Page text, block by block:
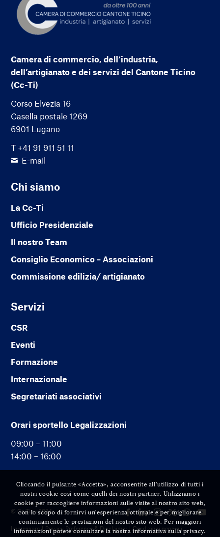
Camera di commercio, dell’industria,
dell’artigianato e dei servizi del Cantone Ticino
(Cc-Ti)
Corso Elvezia 16
Casella postale 1269
6901 Lugano
T +41 91 911 51 11
E-mail
Chi siamo
La Cc-Ti
Ufficio Presidenziale
Il nostro Team
Consiglio Economico – Associazioni
Commissione edilizia/ artigianato
Servizi
CSR
Eventi
Formazione
Internazionale
Segretariati associativi
Orari sportello Legalizzazioni
09:00 – 11:00
14:00 – 16:00
© Cc-Ti — 2024
Impressum Privacy Preference & Disclaimer Condizioni generali
Cliccando il pulsante «Accetta», acconsentite all’utilizzo di tutti i
nostri cookie così come quelli dei nostri partner. Utilizziamo i
cookie per raccogliere informazioni sulle visite al nostro sito web,
con lo scopo di fornirvi un'esperienza ottimale e per migliorare
continuamente le prestazioni del nostro sito web. Per maggiori
informazioni potete consultare la nostra informativa sulla privacy.